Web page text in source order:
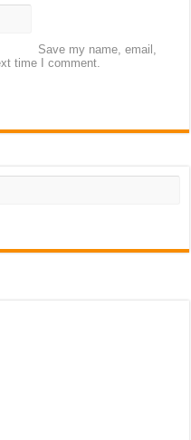
Save my name, email,
time I comment.